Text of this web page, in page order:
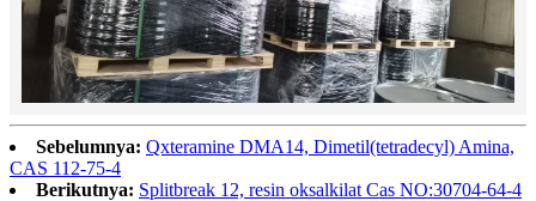
Sebelumnya: Qxteramine DMA14, Dimetil(tetradecyl) Amina,
CAS 112-75-4
Berikutnya: Splitbreak 12, resin oksalkilat Cas NO:30704-64-4